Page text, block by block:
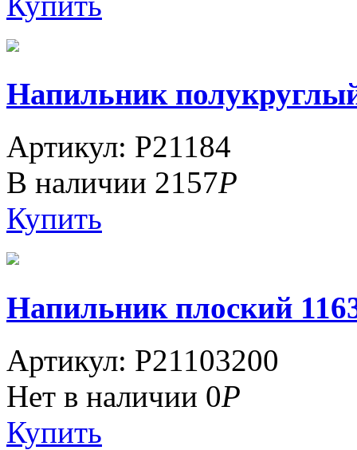
Напильник
Артикул: P21184
В наличии 2157Р
Купить
Напильник плоский
Артикул: P21103200
Нет в наличии 0Р
Купить